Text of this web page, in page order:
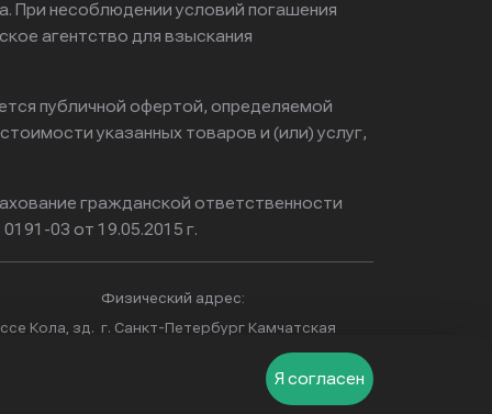
При несоблюдении условий погашения
агентство для взыскания
публичной офертой, определяемой
указанных товаров и (или) услуг,
гражданской ответственности
03 от 19.05.2015 г.
Кола, зд.
Физический адрес:
г. Санкт-Петербург Камчатская
Я согласен